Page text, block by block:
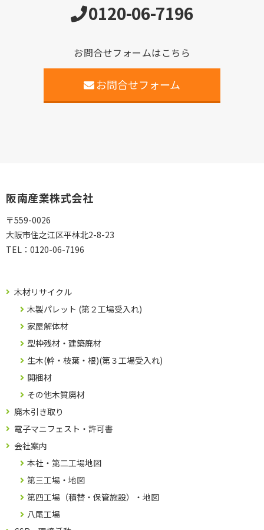
0120-06-7196
お問合せフォームはこちら
お問合せフォーム
阪南産業株式会社
〒559-0026
大阪市住之江区平林北2-8-23
TEL： 0120-06-7196
木材リサイクル
木製パレット (第２工場受入れ)
家屋解体材
型枠残材・建築廃材
生木(幹・枝葉・根)(第３工場受入れ)
開梱材
その他木質廃材
廃木引き取り
電子マニフェスト・許可書
会社案内
本社・第二工場地図
第三工場・地図
第四工場（積替・保管施設）・地図
八尾工場